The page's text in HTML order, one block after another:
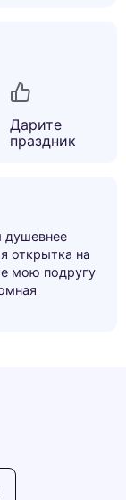
Дарите
праздник
душевнее
открытка на
мою подругу